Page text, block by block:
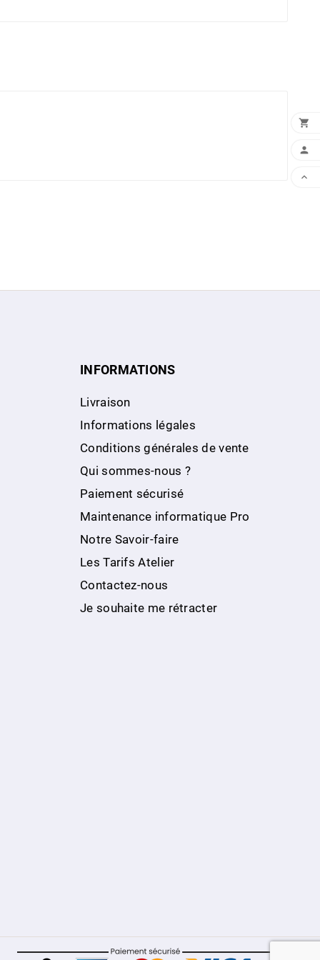
INFORMATIONS
Livraison
Informations légales
Conditions générales de vente
Qui sommes-nous ?
Paiement sécurisé
Maintenance informatique Pro
Notre Savoir-faire
Les Tarifs Atelier
Contactez-nous
Je souhaite me rétracter


